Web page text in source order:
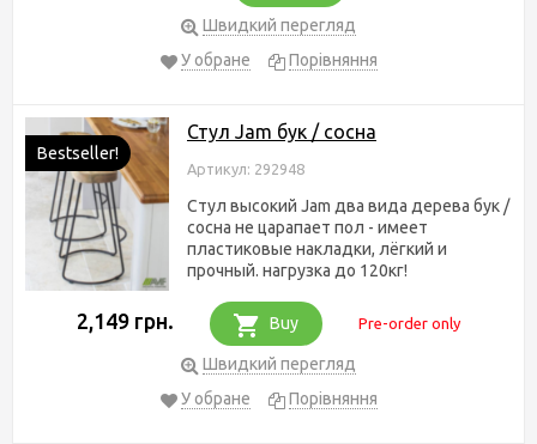
Швидкий перегляд
У обране
Порівняння
Bestseller!
Стул Jam бук / сосна
Артикул: 292948
Стул высокий Jam два вида дерева бук /
сосна не царапает пол - имеет
пластиковые накладки, лёгкий и
прочный. нагрузка до 120кг!
2,149 грн. Buy Pre-order only
Швидкий перегляд
У обране
Порівняння